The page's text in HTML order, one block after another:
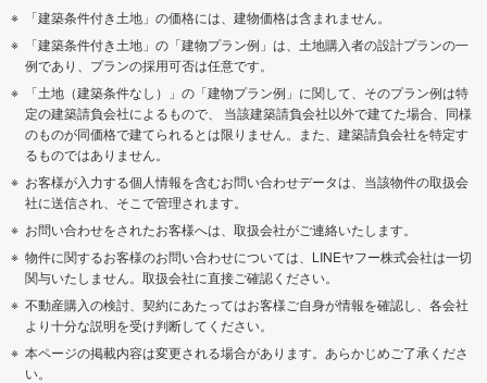
「建築条件付き土地」の価格には、建物価格は含まれません。
「建築条件付き土地」の「建物プラン例」は、土地購入者の設計プランの一
例であり、プランの採用可否は任意です。
「土地（建築条件なし）」の「建物プラン例」に関して、そのプラン例は特
定の建築請負会社によるもので、 当該建築請負会社以外で建てた場合、同様
のものが同価格で建てられるとは限りません。また、建築請負会社を特定す
るものではありません。
お客様が入力する個人情報を含むお問い合わせデータは、当該物件の取扱会
社に送信され、そこで管理されます。
お問い合わせをされたお客様へは、取扱会社がご連絡いたします。
物件に関するお客様のお問い合わせについては、LINEヤフー株式会社は一切
関与いたしません。取扱会社に直接ご確認ください。
不動産購入の検討、契約にあたってはお客様ご自身が情報を確認し、各会社
より十分な説明を受け判断してください。
本ページの掲載内容は変更される場合があります。あらかじめご了承くださ
い。